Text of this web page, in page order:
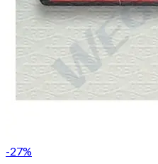
-27%